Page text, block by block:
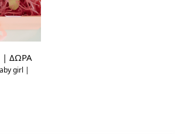
| ΔΩΡΑ
girl |